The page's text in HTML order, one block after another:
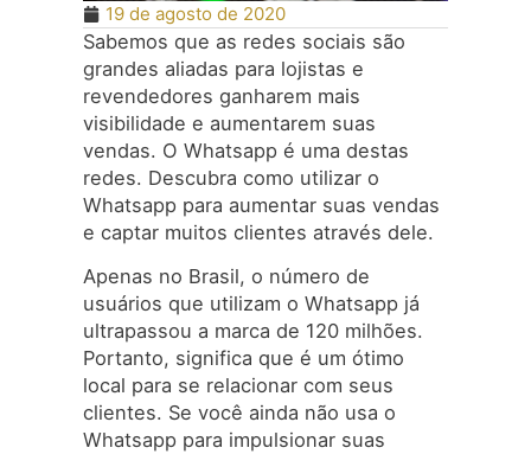
19 de agosto de 2020
Sabemos que as redes sociais são
grandes aliadas para lojistas e
revendedores ganharem mais
visibilidade e aumentarem suas
vendas. O Whatsapp é uma destas
redes. Descubra como utilizar o
Whatsapp para aumentar suas vendas
e captar muitos clientes através dele.
Apenas no Brasil, o número de
usuários que utilizam o Whatsapp já
ultrapassou a marca de 120 milhões.
Portanto, significa que é um ótimo
local para se relacionar com seus
clientes. Se você ainda não usa o
Whatsapp para impulsionar suas